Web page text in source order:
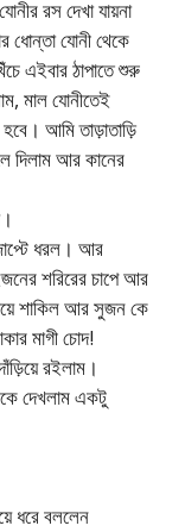
রস দেখা যায়না
ধোন্তা যোনী থেকে
এইবার ঠাপাতে শুরু
মাল যোনীতেই
আমি তাড়াতাড়ি
দিলাম আর কানের
ধরল। আর
শরিরের চাপে আর
শাকিল আর সুজন কে
মাগী চোদ!
রইলাম।
দেখলাম একটু
ধরে বললেন